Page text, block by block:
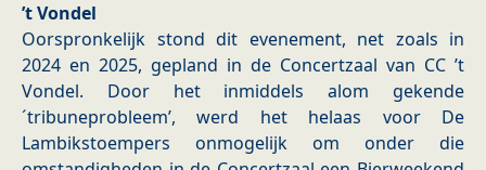
’t Vondel
Oorspronkelijk stond dit evenement, net zoals in
2024 en 2025, gepland in de Concertzaal van CC ’t
Vondel. Door het inmiddels alom gekende
´tribuneprobleem’, werd het helaas voor De
Lambikstoempers onmogelijk om onder die